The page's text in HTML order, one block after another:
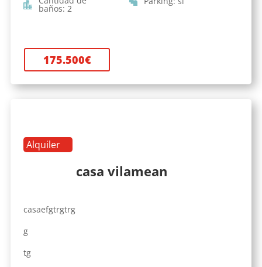
baños: 2
175.500€
Alquiler
casa vilamean
casaefgtrgtrg
g
tg